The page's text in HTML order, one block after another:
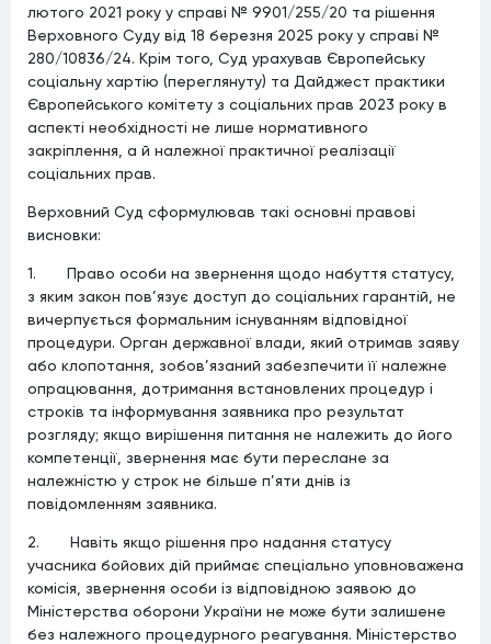
лютого 2021 року у справі № 9901/255/20 та рішення
Верховного Суду від 18 березня 2025 року у справі №
280/10836/24. Крім того, Суд урахував Європейську
соціальну хартію (переглянуту) та Дайджест практики
Європейського комітету з соціальних прав 2023 року в
аспекті необхідності не лише нормативного
закріплення, а й належної практичної реалізації
соціальних прав.
Верховний Суд сформулював такі основні правові
висновки:
1. Право особи на звернення щодо набуття статусу,
з яким закон пов’язує доступ до соціальних гарантій, не
вичерпується формальним існуванням відповідної
процедури. Орган державної влади, який отримав заяву
або клопотання, зобов’язаний забезпечити її належне
опрацювання, дотримання встановлених процедур і
строків та інформування заявника про результат
розгляду; якщо вирішення питання не належить до його
компетенції, звернення має бути переслане за
належністю у строк не більше п’яти днів із
повідомленням заявника.
2. Навіть якщо рішення про надання статусу
учасника бойових дій приймає спеціально уповноважена
комісія, звернення особи із відповідною заявою до
Міністерства оборони України не може бути залишене
без належного процедурного реагування. Міністерство